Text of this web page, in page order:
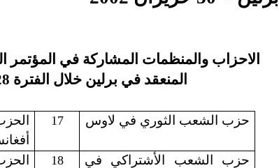
الاحزاب والمنظمات المشاركة في المؤتمر
المنعقد في برلين خلال الفترة 28 – 30 حزيران 2002
حزب الشعب الثوري في لاوس 17
حزب الشعب الأشتراكي في
18